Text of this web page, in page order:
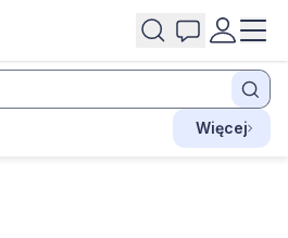
Więcej